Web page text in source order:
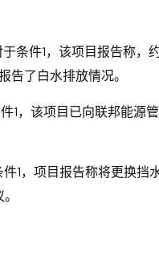
条件1，该项目报告称，
了白水排放情况。
，该项目已向联邦能源
1，项目报告称将更换挡